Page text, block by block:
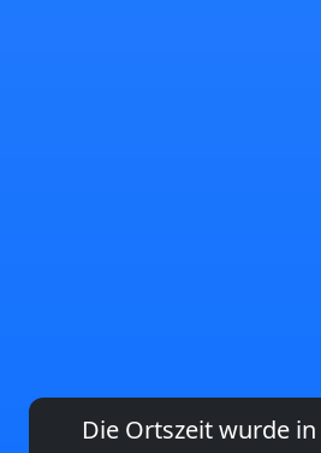
Die Ortszeit wurde